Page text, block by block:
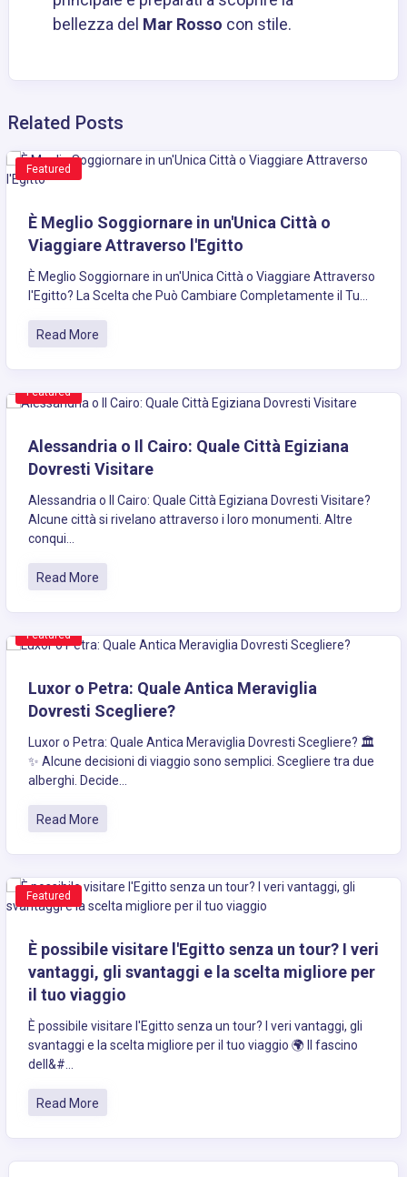
bellezza del Mar Rosso con stile.
Related Posts
Featured
È Meglio Soggiornare in un'Unica Città o
Viaggiare Attraverso l'Egitto
È Meglio Soggiornare in un'Unica Città o Viaggiare Attraverso
l'Egitto? La Scelta che Può Cambiare Completamente il Tu...
Read More
Featured
Alessandria o Il Cairo: Quale Città Egiziana
Dovresti Visitare
Alessandria o Il Cairo: Quale Città Egiziana Dovresti Visitare?
Alcune città si rivelano attraverso i loro monumenti. Altre
conqui...
Read More
Featured
Luxor o Petra: Quale Antica Meraviglia
Dovresti Scegliere?
Luxor o Petra: Quale Antica Meraviglia Dovresti Scegliere? 🏛️
✨ Alcune decisioni di viaggio sono semplici. Scegliere tra due
alberghi. Decide...
Read More
Featured
È possibile visitare l'Egitto senza un tour? I veri
vantaggi, gli svantaggi e la scelta migliore per
il tuo viaggio
È possibile visitare l'Egitto senza un tour? I veri vantaggi, gli
svantaggi e la scelta migliore per il tuo viaggio 🌍 Il fascino
dell&#...
Read More